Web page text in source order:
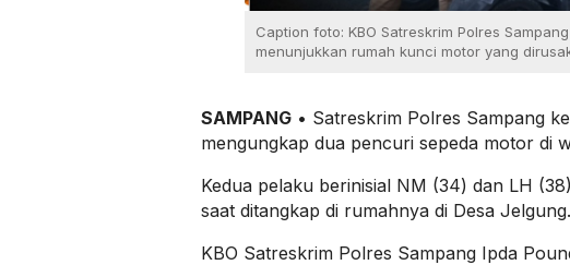
Caption foto: KBO Satreskrim Polres
menunjukkan rumah kunci motor yang
SAMPANG • Satreskrim Polres Sampang
mengungkap dua pencuri sepeda motor di
Kedua pelaku berinisial NM (34) dan LH
saat ditangkap di rumahnya di Desa Jelgung.
KBO Satreskrim Polres Sampang Ipda